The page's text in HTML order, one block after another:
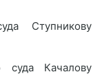
Ступникову
суда Качалову